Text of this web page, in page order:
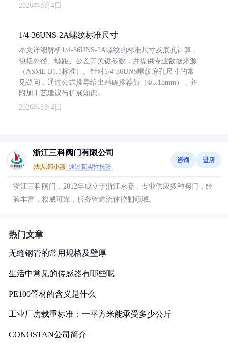
2026年8月4日
1/4-36UNS-2A螺纹标准尺寸
本文详细解析1/4-36UNS-2A螺纹的标准尺寸及底孔计算，
包括外径、螺距、公差等关键参数，并提供专业数据来源
（ASME B1.1标准）。针对1/4-36UNS螺纹底孔尺寸的常
见疑问，通过公式推导给出精确推荐值（Φ5.18mm），并
附加工艺建议与扩展知识。
2026年8月4日
浙江三科阀门有限公司
法人:郑小燕 通过真实性核验
咨询 进店
浙江三科阀门，2012年成立于浙江永嘉，专业供应多种阀门，经
验丰富，权威可靠，服务管道流体控制领域。
热门文章
无缝钢管的常用规格及壁厚
生活中常见的传感器有哪些呢
PE100管材的含义是什么
工业厂房载重标准：一平方米能承受多少公斤
CONOSTAN公司简介